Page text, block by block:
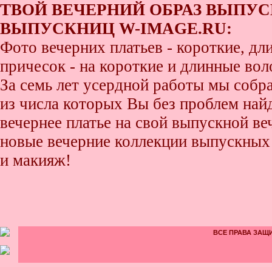
ТВОЙ ВЕЧЕРНИЙ ОБРАЗ
ВЫПУСКНИЦ W-IMAGE.RU:
Фото вечерних платьев - короткие,
причесок - на короткие и длинные
За семь лет усердной работы мы
из числа которых Вы без проблем
вечернее платье на свой выпускной
новые вечерние коллекции
и макияж!
ВСЕ ПРАВА